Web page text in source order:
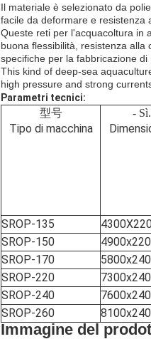
Il materiale è selezionato da
facile da deformare e resistenza
Queste reti per l'acquacoltura in
buona flessibilità, resistenza
specifiche per la fabbricazione
This kind of deep-sea
high pressure and strong
Parametri tecnici:
型号
Tipo di macchina
-
SROP-135
SROP-150
SROP-170
SROP-220
SROP-240
SROP-260
Immagine del